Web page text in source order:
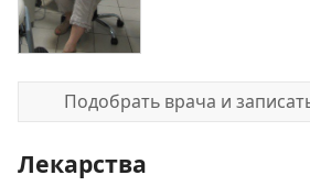
Подобрать врача и
Лекарства